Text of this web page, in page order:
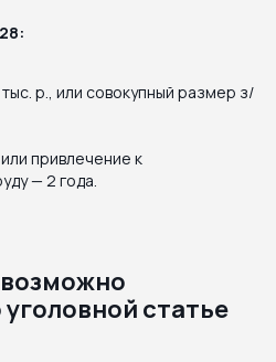
р., или совокупный размер з/
привлечение к
— 2 года.
возможно
статье